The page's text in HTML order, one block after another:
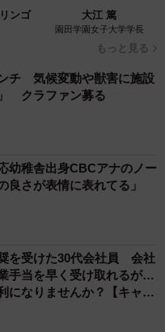
くなかったといいま
ン券や飲食店の割引券を
かれていることもあった
側になりました。帽子
今度は後輩に向けて“仕
円札を入れておいたそう
ジードリンクのモンスタ
ほどだったため、部屋の
ンゴ 大江 篤
園田学園女子大学学長
もっと見る
チ 気候変動や獣害に施設
クラファン募る
幼稚舎出身CBCアナのノー
良さが表情に表れてる」
を受けた30代会社員 会社
手当を早く受け取れるが…
になりませんか？【キャリ
説】